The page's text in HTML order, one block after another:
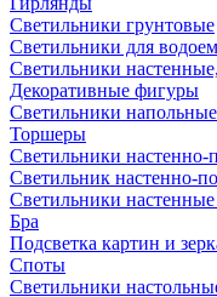
Светильники грунтовые
Светильники для
Светильники
Декоративные фигуры
Светильники
Торшеры
Светильники настенно-
Светильник настенно-
Светильники
Бра
Подсветка картин и
Споты
Светильники